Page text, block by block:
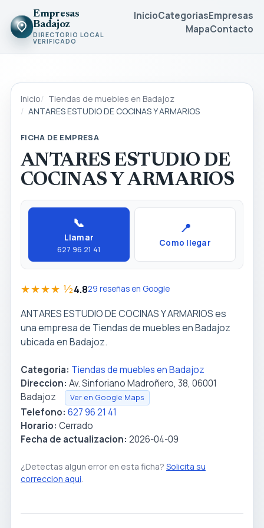
Empresas
Badajoz
DIRECTORIO LOCAL
VERIFICADO
InicioCategoriasEmpresas
MapaContacto
Inicio
Tiendas de muebles en Badajoz
ANTARES ESTUDIO DE COCINAS Y ARMARIOS
FICHA DE EMPRESA
ANTARES ESTUDIO DE
COCINAS Y ARMARIOS
📞
Llamar
627 96 21 41
📍
Como llegar
★★★★ ½4.829 reseñas en Google
ANTARES ESTUDIO DE COCINAS Y ARMARIOS es
una empresa de Tiendas de muebles en Badajoz
ubicada en Badajoz.
Categoria: Tiendas de muebles en Badajoz
Direccion: Av. Sinforiano Madroñero, 38, 06001
Badajoz
Ver en Google Maps
Telefono: 627 96 21 41
Horario: Cerrado
Fecha de actualizacion: 2026-04-09
¿Detectas algun error en esta ficha? Solicita su
correccion aqui.